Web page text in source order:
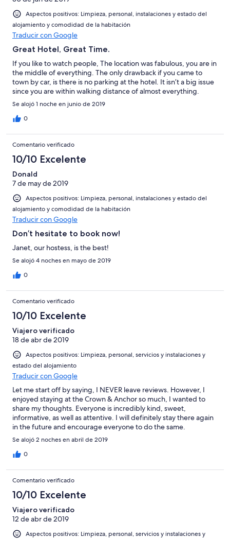
Aspectos positivos: Limpieza, personal, instalaciones y estado del
alojamiento y comodidad de la habitación
Traducir con Google
Great Hotel, Great Time.
If you like to watch people, The location was fabulous, you are in
the middle of everything. The only drawback if you came to
town by car, is there is no parking at the hotel. It isn’t a big issue
since you are within walking distance of almost everything.
Se alojó 1 noche en junio de 2019
0
Comentario verificado
10/10 Excelente
Donald
7 de may de 2019
Aspectos positivos: Limpieza, personal, instalaciones y estado del
alojamiento y comodidad de la habitación
Traducir con Google
Don’t hesitate to book now!
Janet, our hostess, is the best!
Se alojó 4 noches en mayo de 2019
0
Comentario verificado
10/10 Excelente
Viajero verificado
18 de abr de 2019
Aspectos positivos: Limpieza, personal, servicios y instalaciones y
estado del alojamiento
Traducir con Google
Let me start off by saying, I NEVER leave reviews. However, I
enjoyed staying at the Crown & Anchor so much, I wanted to
share my thoughts. Everyone is incredibly kind, sweet,
informative, as well as attentive. I will definitely stay there again
in the future and encourage everyone to do the same.
Se alojó 2 noches en abril de 2019
0
Comentario verificado
10/10 Excelente
Viajero verificado
12 de abr de 2019
Aspectos positivos: Limpieza, personal, servicios y instalaciones y